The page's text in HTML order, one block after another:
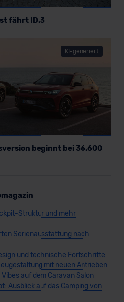
fährt ID.3
KI-generiert
beginnt bei 36.600
Struktur und mehr
Serienausstattung nach
und technische Fortschritte
mit neuen Antrieben
auf dem Caravan Salon
Ausblick auf das Camping von